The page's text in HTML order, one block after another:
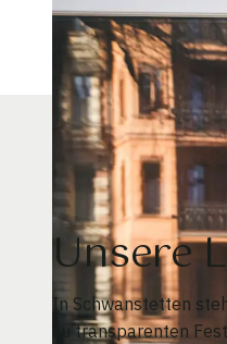
Unsere
In Schwanstetten
zu transparenten